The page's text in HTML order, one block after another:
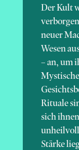
Der Kult
neuer
Wesen
– an, um
Rituale
sich
Stärke